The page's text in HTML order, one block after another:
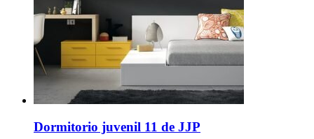
Dormitorio juvenil 11 de JJP